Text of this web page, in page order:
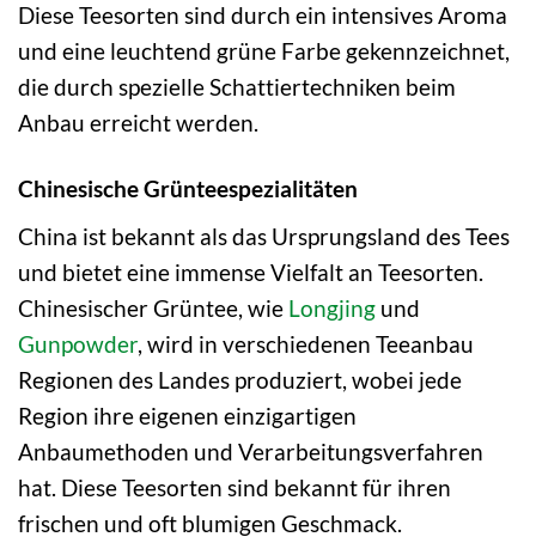
Diese Teesorten sind durch ein intensives Aroma
und eine leuchtend grüne Farbe gekennzeichnet,
die durch spezielle Schattiertechniken beim
Anbau erreicht werden.
Chinesische Grünteespezialitäten
China ist bekannt als das Ursprungsland des Tees
und bietet eine immense Vielfalt an Teesorten.
Chinesischer Grüntee, wie Longjing und
Gunpowder, wird in verschiedenen Teeanbau
Regionen des Landes produziert, wobei jede
Region ihre eigenen einzigartigen
Anbaumethoden und Verarbeitungsverfahren
hat. Diese Teesorten sind bekannt für ihren
frischen und oft blumigen Geschmack.